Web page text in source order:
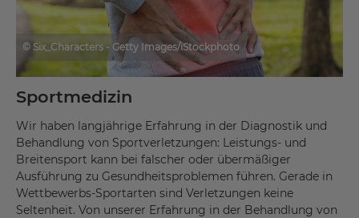
© Six_Characters - Getty Images/iStockphoto
Sportmedizin
Wir haben langjährige Erfahrung in der Diagnostik und
Behandlung von Sportverletzungen: Leistungs- und
Breitensport kann bei falscher oder übermäßiger
Ausführung zu Gesundheitsproblemen führen. Gerade in
Wettbewerbs-Sportarten sind Verletzungen keine
Seltenheit. Von unserer Erfahrung in der Behandlung von